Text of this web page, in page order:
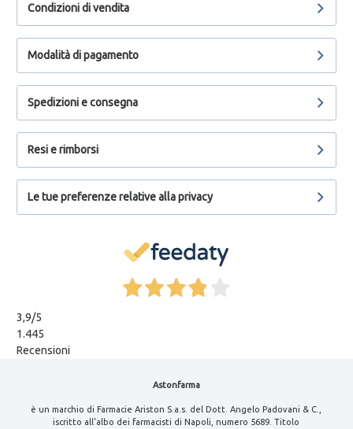
Condizioni di vendita
Modalità di pagamento
Spedizioni e consegna
Resi e rimborsi
Le tue preferenze relative alla privacy
3,9/5
1.445
Recensioni
Astonfarma
è un marchio di Farmacie Ariston S.a.s. del Dott. Angelo Padovani & C.,
iscritto all'albo dei farmacisti di Napoli, numero 5689. Titolo